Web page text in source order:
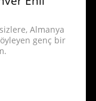
Almanya
genç bir